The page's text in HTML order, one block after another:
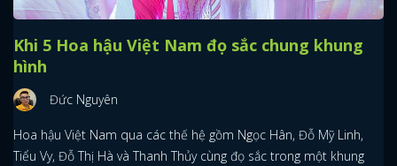
Khi 5 Hoa hậu Việt Nam đọ sắc chung khung
hình
Đức Nguyên
Hoa hậu Việt Nam qua các thế hệ gồm Ngọc Hân, Đỗ Mỹ Linh,
Tiểu Vy, Đỗ Thị Hà và Thanh Thủy cùng đọ sắc trong một khung